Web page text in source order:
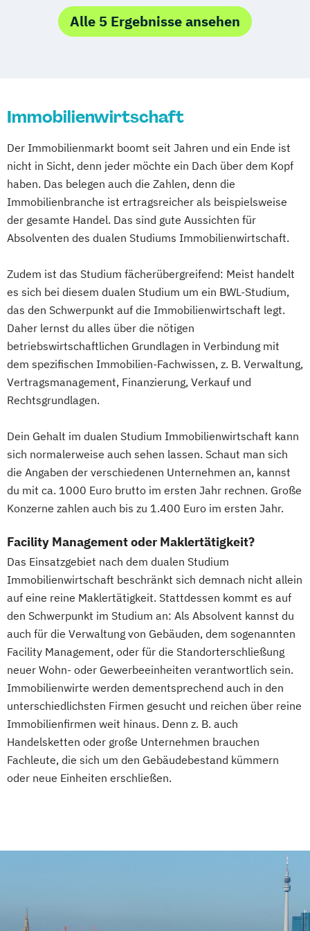
BWL | Finanzdienstleistungen
BWL | Fitness- & Bewegungsmanagement
BWL | Innovationsmanagement
BWL | Lieferkettenmanagement & Logistik
BWL | Marketing & Digitale Medien
BWL | Personalmanagement
BWL | Qualitäts- &
Nachhaltigkeitsmanagement
BWL | Sales Management
BWL | Tourismusmanagement
BWL | Veranstaltungsmanagement
BWL | Versicherungen
BWL | Wirtschaftsprüfung
Soziale Arbeit & Management
Soziale Arbeit & Management & Coaching
Media Studies
Medienmanagement
Medienpsychologie
Fashionmanagement & Global Brands
Handelsmanagement & E-Commerce
Mgmt. mit Branchenfokus Human Resource
Management
Mgmt. mit Branchenfokus
Immobilienwirtschaft
Mgmt. mit Schwerpunkt Advanced Finance
Mgmt. mit Schwerpunkt International
Management
Musikproduktion
Outdoor Studies
Social Media Studies
Software Design & User Experience
Software Development
Sport- & Leistungspsychologie
Sportmanagement - Fußballmanagement
Wirtschaftsinformatik
Wirtschaftsinformatik - Cyber Security
Wirtschaftsingenieurwesen
Baumanagement für Bauingenieure
Wirtschaftspsychologie
Wirtschaftspsychologie - Digital
Transformation Management
Wirtschafts­ingenieurwesen
Alle 5 Ergebnisse ansehen
Immobilienwirtschaft
Der Immobilienmarkt boomt seit Jahren und ein Ende ist
nicht in Sicht, denn jeder möchte ein Dach über dem Kopf
haben. Das belegen auch die Zahlen, denn die
Immobilienbranche ist ertragsreicher als beispielsweise
der gesamte Handel. Das sind gute Aussichten für
Absolventen des dualen Studiums Immobilienwirtschaft.
Zudem ist das Studium fächerübergreifend: Meist handelt
es sich bei diesem dualen Studium um ein BWL-Studium,
das den Schwerpunkt auf die Immobilienwirtschaft legt.
Daher lernst du alles über die nötigen
betriebswirtschaftlichen Grundlagen in Verbindung mit
dem spezifischen Immobilien-Fachwissen, z. B. Verwaltung,
Vertragsmanagement, Finanzierung, Verkauf und
Rechtsgrundlagen.
Dein Gehalt im dualen Studium Immobilienwirtschaft kann
sich normalerweise auch sehen lassen. Schaut man sich
die Angaben der verschiedenen Unternehmen an, kannst
du mit ca. 1000 Euro brutto im ersten Jahr rechnen. Große
Konzerne zahlen auch bis zu 1.400 Euro im ersten Jahr.
Facility Management oder Maklertätigkeit?
Das Einsatzgebiet nach dem dualen Studium
Immobilienwirtschaft beschränkt sich demnach nicht allein
auf eine reine Maklertätigkeit. Stattdessen kommt es auf
den Schwerpunkt im Studium an: Als Absolvent kannst du
auch für die Verwaltung von Gebäuden, dem sogenannten
Facility Management, oder für die Standorterschließung
neuer Wohn- oder Gewerbeeinheiten verantwortlich sein.
Immobilienwirte werden dementsprechend auch in den
unterschiedlichsten Firmen gesucht und reichen über reine
Immobilienfirmen weit hinaus. Denn z. B. auch
Handelsketten oder große Unternehmen brauchen
Fachleute, die sich um den Gebäudebestand kümmern
oder neue Einheiten erschließen.